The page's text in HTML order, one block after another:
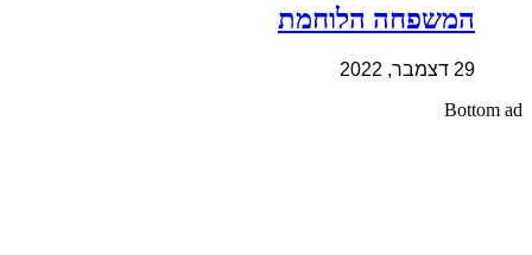
המשפחה הלוחמת
29 דצמבר, 2022
Bottom ad